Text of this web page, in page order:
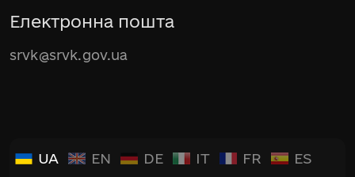
Електронна пошта
srvk@srvk.gov.ua
UA EN DE IT FR ES